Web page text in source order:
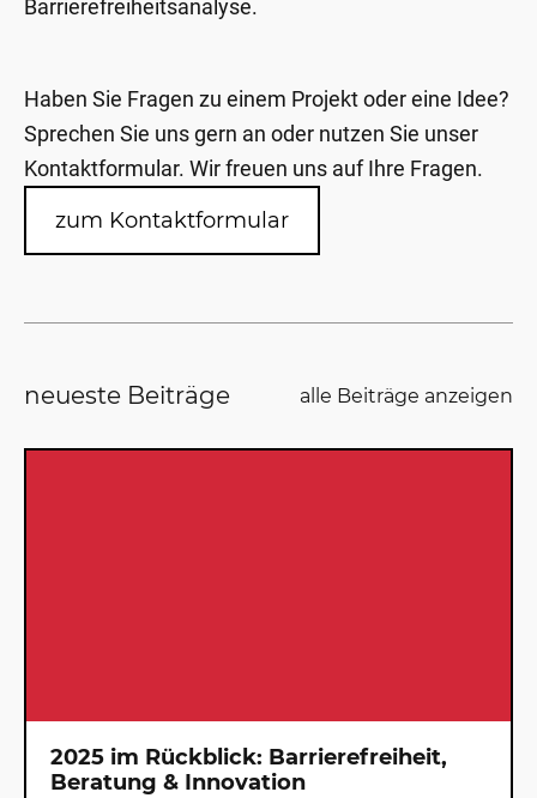
Barrierefreiheitsanalyse.
Haben Sie Fragen zu einem Projekt oder eine Idee?
Sprechen Sie uns gern an oder nutzen Sie unser
Kontaktformular. Wir freuen uns auf Ihre Fragen.
zum Kontaktformular
neueste Beiträge alle Beiträge anzeigen
2025 im Rückblick: Barrierefreiheit,
Beratung & Innovation